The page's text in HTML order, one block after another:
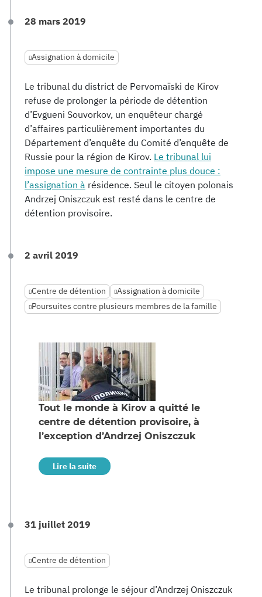
28 mars 2019
Assignation à domicile
Le tribunal du district de Pervomaïski de Kirov
refuse de prolonger la période de détention
d’Evgueni Souvorkov, un enquêteur chargé
d’affaires particulièrement importantes du
Département d’enquête du Comité d’enquête de
Russie pour la région de Kirov. Le tribunal lui
impose une mesure de contrainte plus douce :
l’assignation à résidence. Seul le citoyen polonais
Andrzej Oniszczuk est resté dans le centre de
détention provisoire.
2 avril 2019
Centre de détention
Assignation à domicile
Poursuites contre plusieurs membres de la famille
Tout le monde à Kirov a quitté le
centre de détention provisoire, à
l’exception d’Andrzej Oniszczuk
Lire la suite
31 juillet 2019
Centre de détention
Le tribunal prolonge le séjour d’Andrzej Oniszczuk